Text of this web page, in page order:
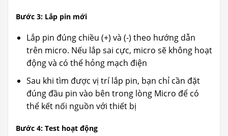
Bước 3: Lắp pin mới
Lắp pin đúng chiều (+) và (-) theo hướng dẫn
trên micro. Nếu lắp sai cực, micro sẽ không hoạt
động và có thể hỏng mạch điện
Sau khi tìm được vị trí lắp pin, bạn chỉ cần đặt
đúng đầu pin vào bên trong lòng Micro để có
thể kết nối nguồn với thiết bị
Bước 4: Test hoạt động